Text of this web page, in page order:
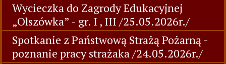
Wycieczka do Zagrody Edukacyjnej
„Olszówka” - gr. I , III /25.05.2026r./
Spotkanie z Państwową Strażą Pożarną -
poznanie pracy strażaka /24.05.2026r./